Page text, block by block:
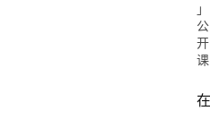
」
公
开
课